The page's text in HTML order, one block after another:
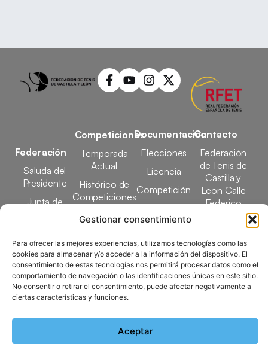
Gestionar consentimiento
Para ofrecer las mejores experiencias, utilizamos tecnologías como las
cookies para almacenar y/o acceder a la información del dispositivo. El
consentimiento de estas tecnologías nos permitirá procesar datos como el
comportamiento de navegación o las identificaciones únicas en este sitio.
No consentir o retirar el consentimiento, puede afectar negativamente a
ciertas características y funciones.
Aceptar
Federación
Saluda del
Presidente
Junta de
Elecciones
Clubes
Federados
Competiciones
Temporada
Actual
Histórico de
Competiciones
Designaciones
Documentación
Elecciones
Licencia
Competición
Docencia
Contacto
Federación
de Tenis de
Castilla y
Leon Calle
Federico
García Lorca,
Valladolid
983 24 94 26
Copyright © 2025 Federación de Tenis de Castilla y León |
Desarrollado por